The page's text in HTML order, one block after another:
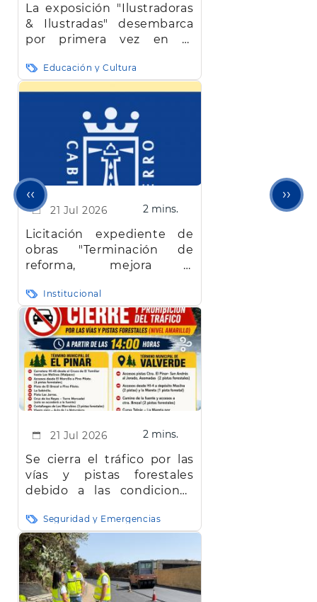
La exposición "Ilustradoras
& Ilustradas" desembarca
por primera vez en El
Educación y Cultura
21 Jul 2026 2 mins.
Licitación expediente de
obras "Terminación de
reforma, mejora y
Residencia de Mayores de
El Pinar de El Hierro"
Institucional
21 Jul 2026 2 mins.
Se cierra el tráfico por las
vías y pistas forestales
debido a las condiciones
Seguridad y Emergencias
Página
anterior
‹‹ ››